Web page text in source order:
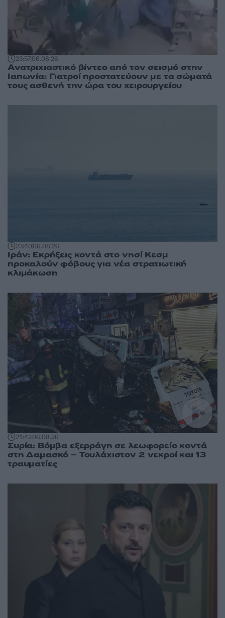
23:5706.08.26
Ανατριχιαστικό βίντεο από τον σεισμό στην
Ιαπωνία: Γιατροί προστατεύουν με τα σώματά
τους ασθενή την ώρα του χειρουργείου
23:4006.08.26
Ιράν: Εκρήξεις κοντά στο νησί Κεσμ
προκαλούν φόβους για νέα στρατιωτική
κλιμάκωση
21:4206.08.26
Συρία: Βόμβα εξερράγη σε λεωφορείο κοντά
στη Δαμασκό – Τουλάχιστον 2 νεκροί και 13
τραυματίες